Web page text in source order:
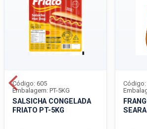
SALSICHA CONGELADA
FRIATO PT-5KG
Código: 605
Embalagem: PT-5KG
Código: